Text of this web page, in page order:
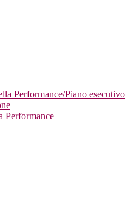
Performance/Piano esecutivo
Performance